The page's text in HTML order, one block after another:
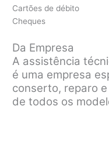
Cartões de débito
Cheques
Da Empresa
A assistência
é uma empresa
conserto, reparo
de todos os